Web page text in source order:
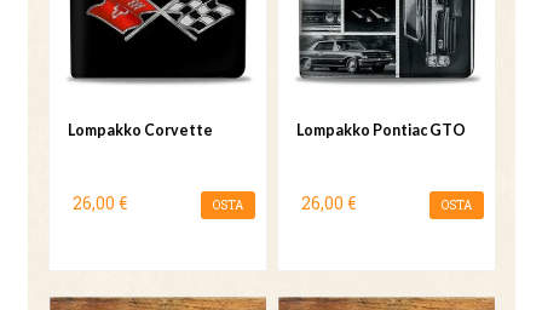
Lompakko Corvette
26,00 € OSTA
Lompakko Pontiac GTO
26,00 € OSTA